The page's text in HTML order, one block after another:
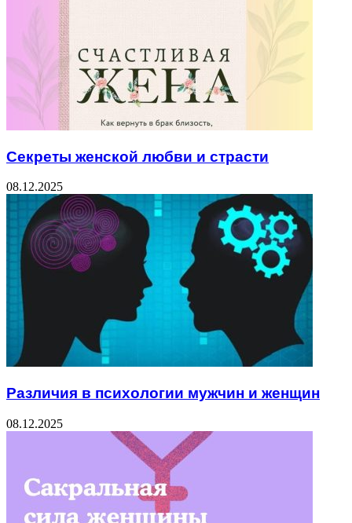
Секреты женской любви и страсти
08.12.2025
Различия в психологии мужчин и женщин
08.12.2025